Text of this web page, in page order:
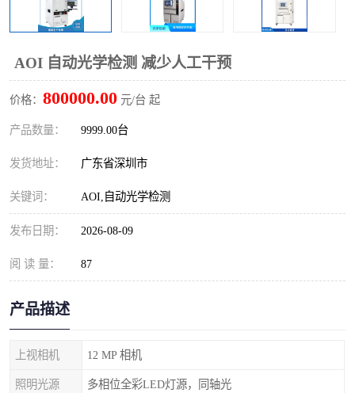
AOI 自动光学检测 减少人工干预
价格： 800000.00 元/台 起
产品数量： 9999.00台
发货地址： 广东省深圳市
关键词： AOI,自动光学检测
发布日期： 2026-08-09
阅 读 量： 87
产品描述
上视相机 12 MP 相机
照明光源 多相位全彩LED灯源，同轴光